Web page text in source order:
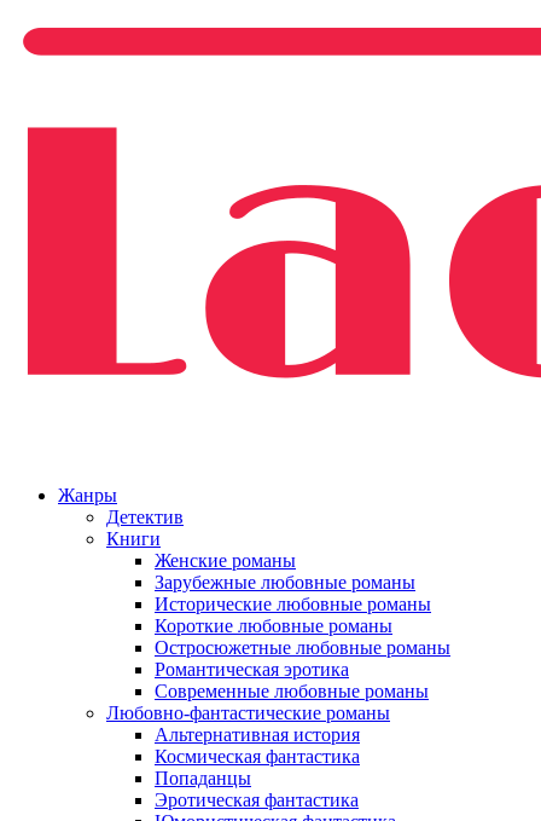
Жанры
Детектив
Книги
Женские романы
Зарубежные любовные романы
Исторические любовные романы
Короткие любовные романы
Остросюжетные любовные романы
Романтическая эротика
Современные любовные романы
Любовно-фантастические романы
Альтернативная история
Космическая фантастика
Попаданцы
Эротическая фантастика